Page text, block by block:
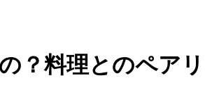
？料理とのペア